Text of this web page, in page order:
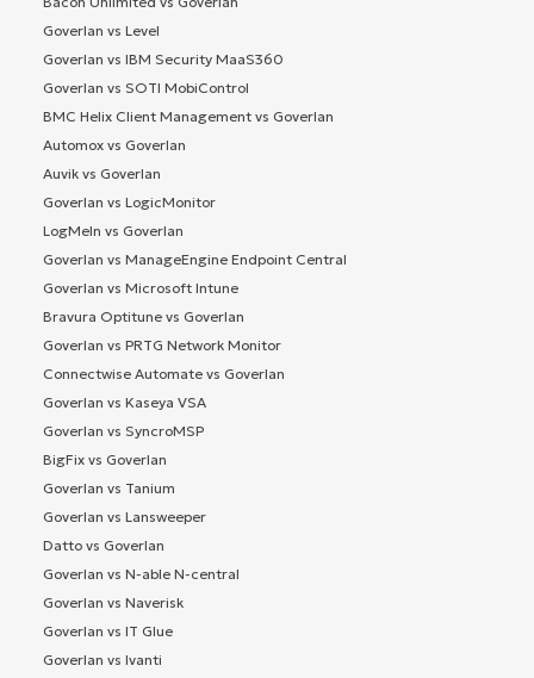
Goverlan vs Level
Goverlan vs IBM Security MaaS360
Goverlan vs SOTI MobiControl
BMC Helix Client Management vs Goverlan
Automox vs Goverlan
Auvik vs Goverlan
Goverlan vs LogicMonitor
LogMeIn vs Goverlan
Goverlan vs ManageEngine Endpoint Central
Goverlan vs Microsoft Intune
Bravura Optitune vs Goverlan
Goverlan vs PRTG Network Monitor
Connectwise Automate vs Goverlan
Goverlan vs Kaseya VSA
Goverlan vs SyncroMSP
BigFix vs Goverlan
Goverlan vs Tanium
Goverlan vs Lansweeper
Datto vs Goverlan
Goverlan vs N-able N-central
Goverlan vs Naverisk
Goverlan vs IT Glue
Goverlan vs Ivanti